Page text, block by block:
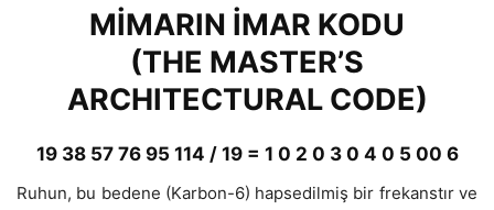
MİMARIN İMAR KODU
(THE MASTER’S
ARCHITECTURAL CODE)
19 38 57 76 95 114 / 19 = 1 0 2 0 3 0 4 0 5 00 6
Ruhun, bu bedene (Karbon-6) hapsedilmiş bir frekanstır ve